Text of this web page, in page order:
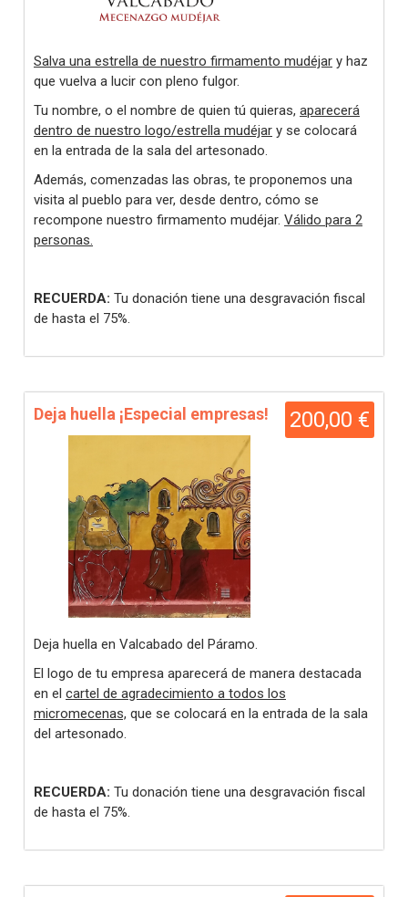
Salva una estrella de nuestro firmamento mudéjar y haz
que vuelva a lucir con pleno fulgor.
Tu nombre, o el nombre de quien tú quieras, aparecerá
dentro de nuestro logo/estrella mudéjar y se colocará
en la entrada de la sala del artesonado.
Además, comenzadas las obras, te proponemos una
visita al pueblo para ver, desde dentro, cómo se
recompone nuestro firmamento mudéjar. Válido para 2
personas.
RECUERDA: Tu donación tiene una desgravación fiscal
de hasta el 75%.
200,00 €
Deja huella ¡Especial empresas!
Deja huella en Valcabado del Páramo.
El logo de tu empresa aparecerá de manera destacada
en el cartel de agradecimiento a todos los
micromecenas, que se colocará en la entrada de la sala
del artesonado.
RECUERDA: Tu donación tiene una desgravación fiscal
de hasta el 75%.